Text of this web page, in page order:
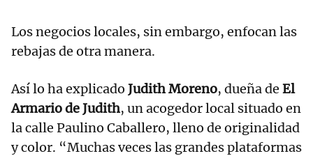
Los negocios locales, sin embargo, enfocan las
rebajas de otra manera.
Así lo ha explicado Judith Moreno, dueña de El
Armario de Judith, un acogedor local situado en
la calle Paulino Caballero, lleno de originalidad
y color. “Muchas veces las grandes plataformas